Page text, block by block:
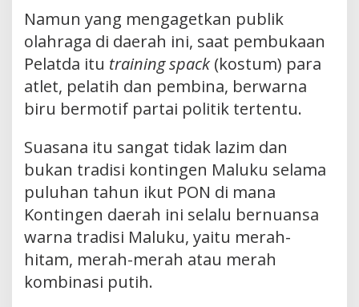
Namun yang mengagetkan publik
olahraga di daerah ini, saat pembukaan
Pelatda itu training spack (kostum) para
atlet, pelatih dan pembina, berwarna
biru bermotif partai politik tertentu.
Suasana itu sangat tidak lazim dan
bukan tradisi kontingen Maluku selama
puluhan tahun ikut PON di mana
Kontingen daerah ini selalu bernuansa
warna tradisi Maluku, yaitu merah-
hitam, merah-merah atau merah
kombinasi putih.